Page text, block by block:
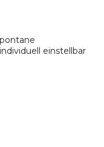
einstellbar